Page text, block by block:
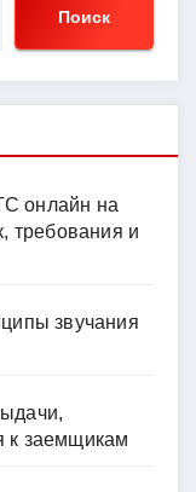
ть
Поиск
онлайн на
требования и
звучания
к заемщикам